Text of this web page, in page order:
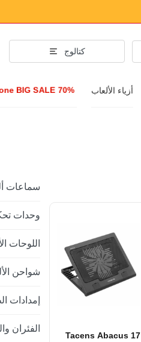
كتالوج
BIG SALE 70% أزياء الألعاب
سماعات
وحدات
اللوحات
شواحن
إمدادات
الفئران
Tacens Abacus 17